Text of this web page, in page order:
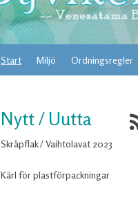
Start Miljö Ordningsregler
Nytt / Uutta
Skräpflak / Vaihtolavat 2023
Kärl för plastförpackningar